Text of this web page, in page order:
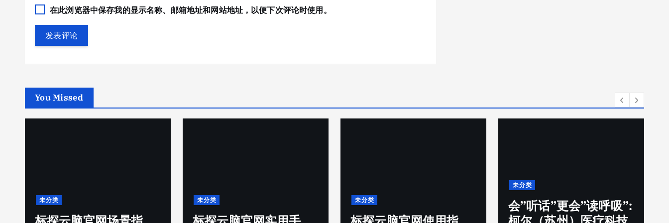
在此浏览器中保存我的显示名称、邮箱地址和网站地址，以便下次评论时使用。
You Missed
未分类 未分类 未分类
未分类
会”听话”更会”读呼吸”: